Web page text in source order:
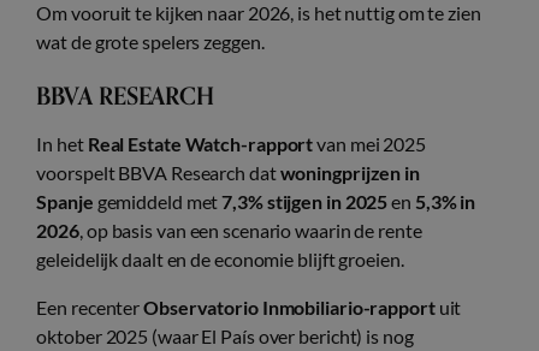
Om vooruit te kijken naar 2026, is het nuttig om te zien
wat de grote spelers zeggen.
BBVA RESEARCH
In het Real Estate Watch-rapportvan mei 2025
voorspelt BBVA Research datwoningprijzen in
Spanje gemiddeld met7,3% stijgen in 2025en 5,3% in
2026 , op basis van een scenario waarin de rente
geleidelijk daalt en de economie blijft groeien.
Een recenterObservatorio Inmobiliario-rapportuit
oktober 2025 (waar El País over bericht) is nog